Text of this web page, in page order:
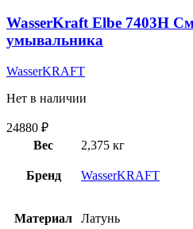
WasserKraft Elbe 7403H
умывальника
WasserKRAFT
Нет в наличии
24880 ₽
Вес
2,375 кг
Бренд WasserKRAFT
Материал Латунь